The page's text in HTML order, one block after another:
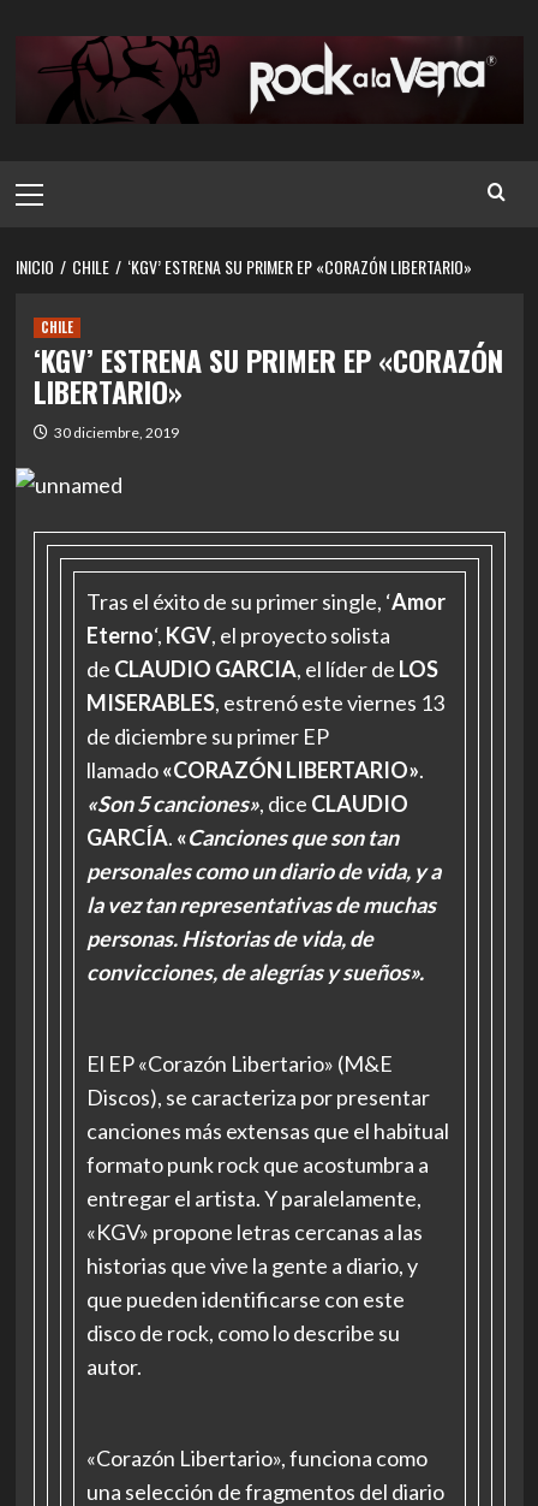
contenido
principal
INICIO CHILE ‘KGV’ ESTRENA SU PRIMER EP «CORAZÓN LIBERTARIO»
CHILE
‘KGV’ ESTRENA SU PRIMER EP «CORAZÓN
LIBERTARIO»
30 diciembre, 2019
Tras el éxito de su primer single, ‘Amor
Eterno‘, KGV, el proyecto solista
de CLAUDIO GARCIA, el líder de LOS
MISERABLES, estrenó este viernes 13
de diciembre su primer EP
llamado«CORAZÓN LIBERTARIO».
«Son 5 canciones», dice CLAUDIO
GARCÍA. «Canciones que son tan
personales como un diario de vida, y a
la vez tan representativas de muchas
personas. Historias de vida, de
convicciones, de alegrías y sueños».
El EP «Corazón Libertario» (M&E
Discos), se caracteriza por presentar
canciones más extensas que el habitual
formato punk rock que acostumbra a
entregar el artista. Y paralelamente,
«KGV» propone letras cercanas a las
historias que vive la gente a diario, y
que pueden identificarse con este
disco de rock, como lo describe su
autor.
«Corazón Libertario», funciona como
una selección de fragmentos del diario